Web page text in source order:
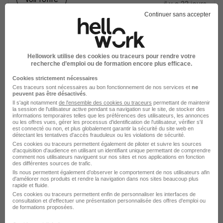
il y a 22 jours
sur 1
Élargissez votre recherche chezStart Peopleou à
Châlons-en-Champagne
Entreprise Start People
Emploi Châlons-en-Champagne
Entreprise Châlons-en-Champagne
Continuer sans accepter
Hellowork utilise des cookies ou traceurs pour rendre votre
recherche d’emploi ou de formation encore plus efficace.
Cookies strictement nécessaires
Ces traceurs sont nécessaires au bon fonctionnement de nos services et ne
peuvent pas être désactivés
Il s'agit notamment de l'ensemble des cookies ou traceurs permettant de maintenir
la session de l'utilisateur active pendant sa navigation sur le site, de stocker des
informations temporaires telles que les préférences des utilisateurs, les annonces
ou les offres vues, gérer les processus d'identification de l'utilisateur, vérifier s'il
est connecté ou non, et plus globalement garantir la sécurité du site web en
détectant les tentatives d'accès frauduleux ou les violations de sécurité.
Ces cookies ou traceurs permettent également de piloter et suivre les sources
d'acquisition d'audience en utilisant un identifiant unique permettant de comprendre
comment nos utilisateurs naviguent sur nos sites et nos applications en fonction
des différentes sources de trafic.
Ils nous permettent également d’observer le comportement de nos utilisateurs afin
d'améliorer nos produits et rendre la navigation dans nos sites beaucoup plus
rapide et fluide.
Ces cookies ou traceurs permettent enfin de personnaliser les interfaces de
consultation et d'effectuer une présentation personnalisée des offres d'emploi ou
de formations proposées.